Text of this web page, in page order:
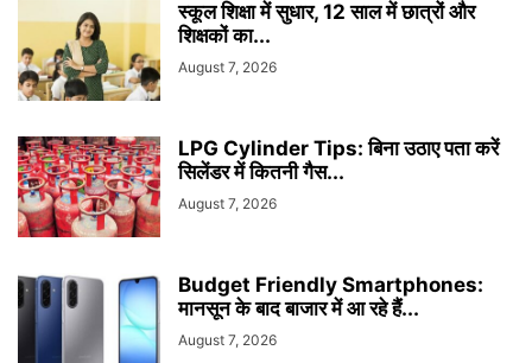
स्कूल शिक्षा में सुधार, 12 साल में छात्रों और
शिक्षकों का...
August 7, 2026
LPG Cylinder Tips: बिना उठाए पता करें
सिलेंडर में कितनी गैस...
August 7, 2026
Budget Friendly Smartphones:
मानसून के बाद बाजार में आ रहे हैं...
August 7, 2026